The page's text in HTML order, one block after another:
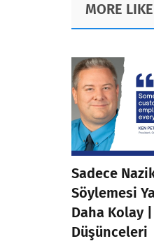
MORE
Sadece
Söylemesi
Daha Kolay |
Düşünceleri